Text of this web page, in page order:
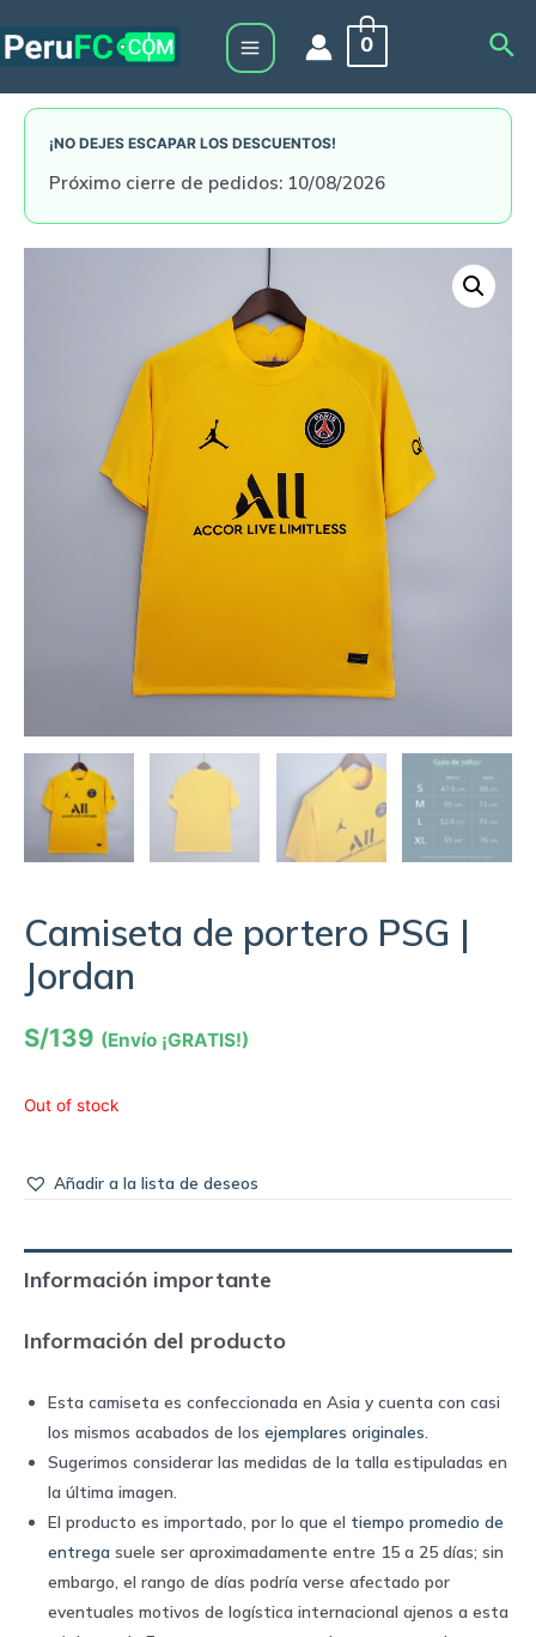
to
Main
Menu
0
¡NO DEJES ESCAPAR LOS DESCUENTOS!
Próximo cierre de pedidos: 10/08/2026
Camiseta de portero PSG |
Jordan
S/139 (Envío ¡GRATIS!)
Out of stock
Añadir a la lista de deseos
Información importante
Información del producto
Esta camiseta es confeccionada en Asia y cuenta con casi
los mismos acabados de los ejemplares originales
Sugerimos considerar las medidas de la talla estipuladas en
la última imagen.
El producto es importado, por lo que el tiempo promedio de
entrega suele ser aproximadamente entre 15 a 25 días; sin
embargo, el rango de días podría verse afectado por
eventuales motivos de logística internacional ajenos a esta